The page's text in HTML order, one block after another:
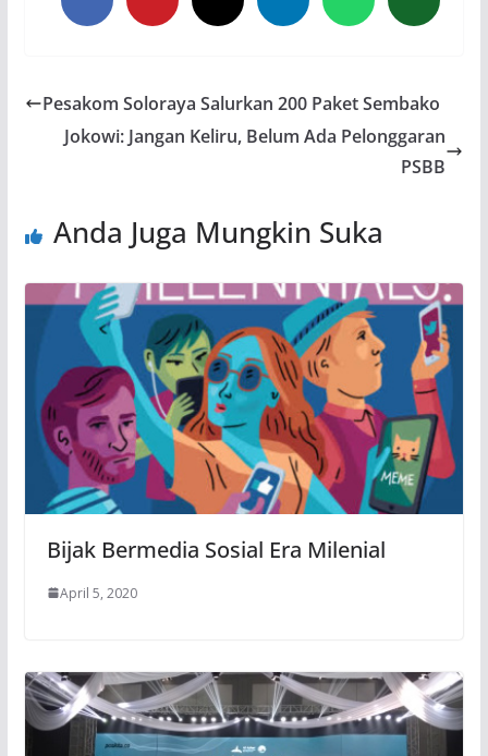
Pesakom Soloraya Salurkan 200 Paket Sembako
Jokowi: Jangan Keliru, Belum Ada Pelonggaran
PSBB
Anda Juga Mungkin Suka
Bijak Bermedia Sosial Era Milenial
April 5, 2020